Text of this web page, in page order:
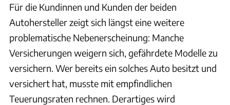
Für die Kundinnen und Kunden der beiden
Autohersteller zeigt sich längst eine weitere
problematische Nebenerscheinung: Manche
Versicherungen weigern sich, gefährdete Modelle zu
versichern. Wer bereits ein solches Auto besitzt und
versichert hat, musste mit empfindlichen
Teuerungsraten rechnen. Derartiges wird